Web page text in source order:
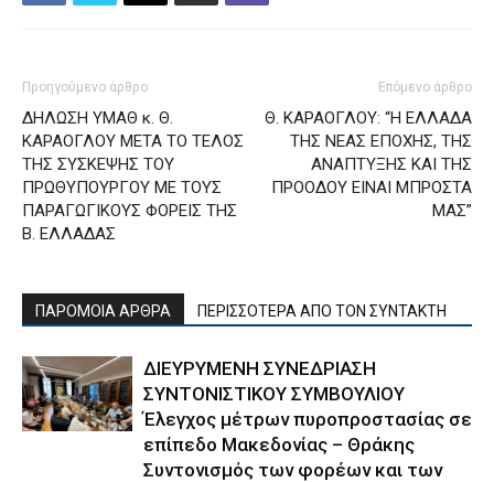
Προηγούμενο άρθρο
ΔΗΛΩΣΗ ΥΜΑΘ κ. Θ.
ΚΑΡΑΟΓΛΟΥ ΜΕΤΑ ΤΟ ΤΕΛΟΣ
ΤΗΣ ΣΥΣΚΕΨΗΣ ΤΟΥ
ΠΡΩΘΥΠΟΥΡΓΟΥ ΜΕ ΤΟΥΣ
ΠΑΡΑΓΩΓΙΚΟΥΣ ΦΟΡΕΙΣ ΤΗΣ
Β. ΕΛΛΑΔΑΣ
Επόμενο άρθρο
Θ. ΚΑΡΑΟΓΛΟΥ: “Η ΕΛΛΑΔΑ
ΤΗΣ ΝΕΑΣ ΕΠΟΧΗΣ, ΤΗΣ
ΑΝΑΠΤΥΞΗΣ ΚΑΙ ΤΗΣ
ΠΡΟΟΔΟΥ ΕΙΝΑΙ ΜΠΡΟΣΤΑ
ΜΑΣ”
ΠΑΡΟΜΟΙΑ ΑΡΘΡΑ ΠΕΡΙΣΣΟΤΕΡΑ ΑΠΟ ΤΟΝ ΣΥΝΤΑΚΤΗ
ΔΙΕΥΡΥΜΕΝΗ ΣΥΝΕΔΡΙΑΣΗ
ΣΥΝΤΟΝΙΣΤΙΚΟΥ ΣΥΜΒΟΥΛΙΟΥ
Έλεγχος μέτρων πυροπροστασίας σε
επίπεδο Μακεδονίας – Θράκης
Συντονισμός των φορέων και των